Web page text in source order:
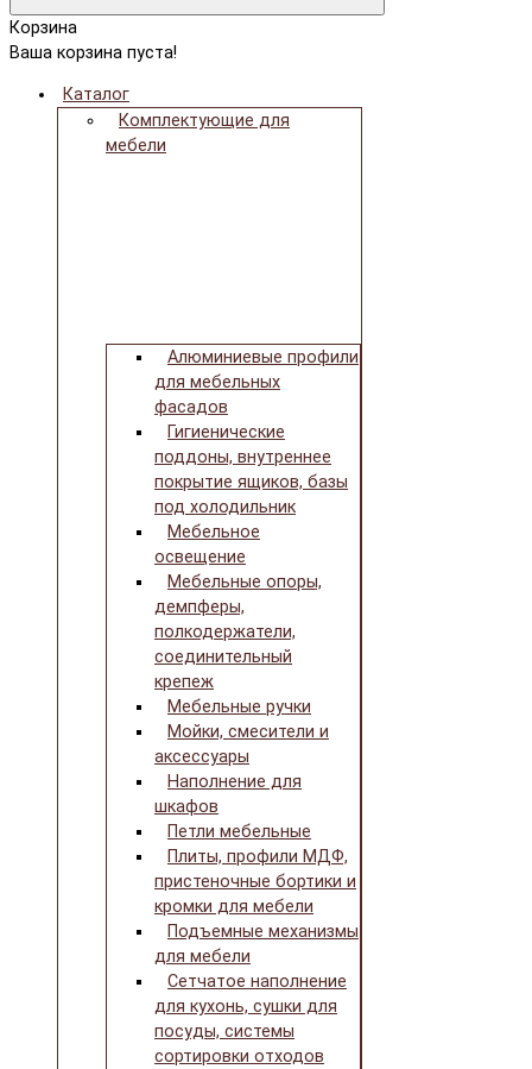
Корзина
Ваша корзина пуста!
Каталог
Комплектующие для
мебели
Алюминиевые профили
для мебельных
фасадов
Гигиенические
поддоны, внутреннее
покрытие ящиков, базы
под холодильник
Мебельное
освещение
Мебельные опоры,
демпферы,
полкодержатели,
соединительный
крепеж
Мебельные ручки
Мойки, смесители и
аксессуары
Наполнение для
шкафов
Петли мебельные
Плиты, профили МДФ,
пристеночные бортики и
кромки для мебели
Подъемные механизмы
для мебели
Сетчатое наполнение
для кухонь, сушки для
посуды, системы
сортировки отходов